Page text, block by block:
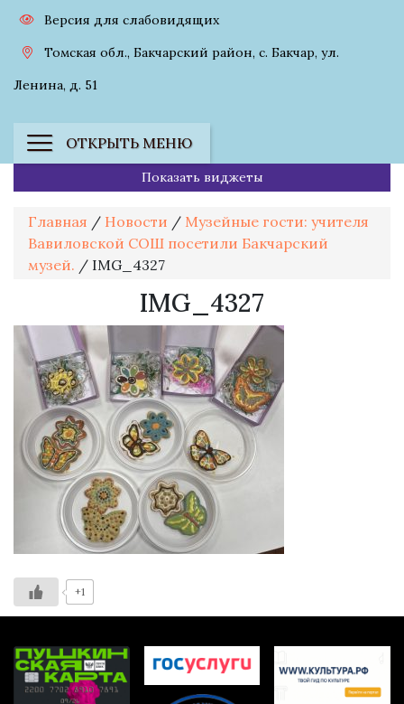
Версия для слабовидящих
Томская обл., Бакчарский район, с. Бакчар, ул.
Ленина, д. 51
ОТКРЫТЬ МЕНЮ
Показать виджеты
Главная / Новости / Музейные гости: учителя
Вавиловской СОШ посетили Бакчарский
музей. / IMG_4327
IMG_4327
+1